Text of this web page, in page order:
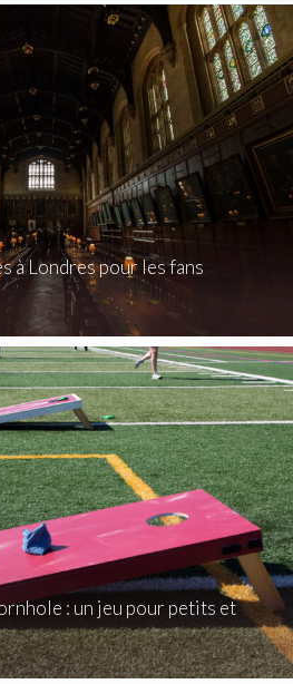
à Londres pour les fans
: un jeu pour petits et